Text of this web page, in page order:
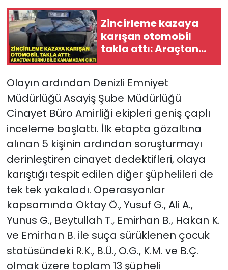
Zincirleme kazaya
karışan otomobil
takla attı: Araçtan
burnu bile
Olayın ardından Denizli Emniyet
Müdürlüğü Asayiş Şube Müdürlüğü
Cinayet Büro Amirliği ekipleri geniş çaplı
inceleme başlattı. İlk etapta gözaltına
alınan 5 kişinin ardından soruşturmayı
derinleştiren cinayet dedektifleri, olaya
karıştığı tespit edilen diğer şüphelileri de
tek tek yakaladı. Operasyonlar
kapsamında Oktay Ö., Yusuf G., Ali A.,
Yunus G., Beytullah T., Emirhan B., Hakan K.
ve Emirhan B. ile suça sürüklenen çocuk
statüsündeki R.K., B.Ü., O.G., K.M. ve B.Ç.
olmak üzere toplam 13 şüpheli